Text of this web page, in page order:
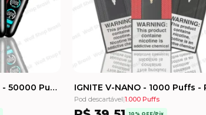
OXBAR Invisible Vapor - 50000 Puffs - Pod Descartável
Pod descartável|1.000 Puffs